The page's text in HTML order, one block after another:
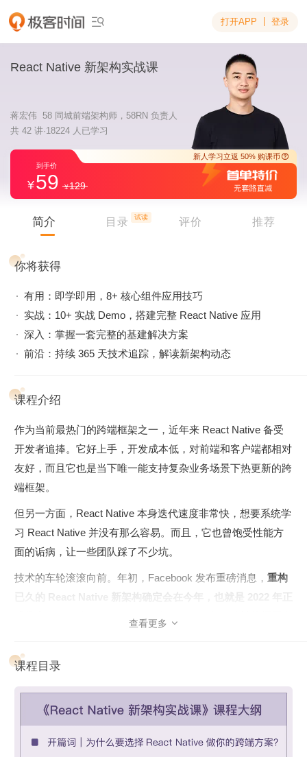
 打开APP 登录
React Native 新架构实战课
蒋宏伟 58 同城前端架构师，58RN 负责人
共 42 讲·18224 人已学习
59 129
新人学习立返
简介 目录 试读 评价 推荐
你将获得
有用：即学即用，8+ 核心组件应用技巧
实战：10+ 实战 Demo，搭建完整 React Native 应用
深入：掌握一套完整的基建解决方案
前沿：持续 365 天技术追踪，解读新架构动态
课程介绍
作为当前最热门的跨端框架之一，近年来 React Native 备受
开发者追捧。它好上手，开发成本低，对前端和客户端都相对
友好，而且它也是当下唯一能支持复杂业务场景下热更新的跨
端框架。
但另一方面，React Native 本身迭代速度非常快，想要系统学
习 React Native 并没有那么容易。而且，它也曾饱受性能方
面的诟病，让一些团队踩了不少坑。
技术的车轮滚滚向前。年初，Facebook 发布重磅消息， 重构
。据行业内报告及调研，新架构在最关键的
一个全新的阶段。现在就是你“入坑” React Native 的最佳时
机！
老师。他会结合多年的一线经验，为你重点讲解 React Native
的核心组件、社区生态和基础设施建设，帮你一次性打通
查看更多 
课程目录